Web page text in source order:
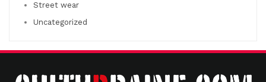
Street wear
Uncategorized